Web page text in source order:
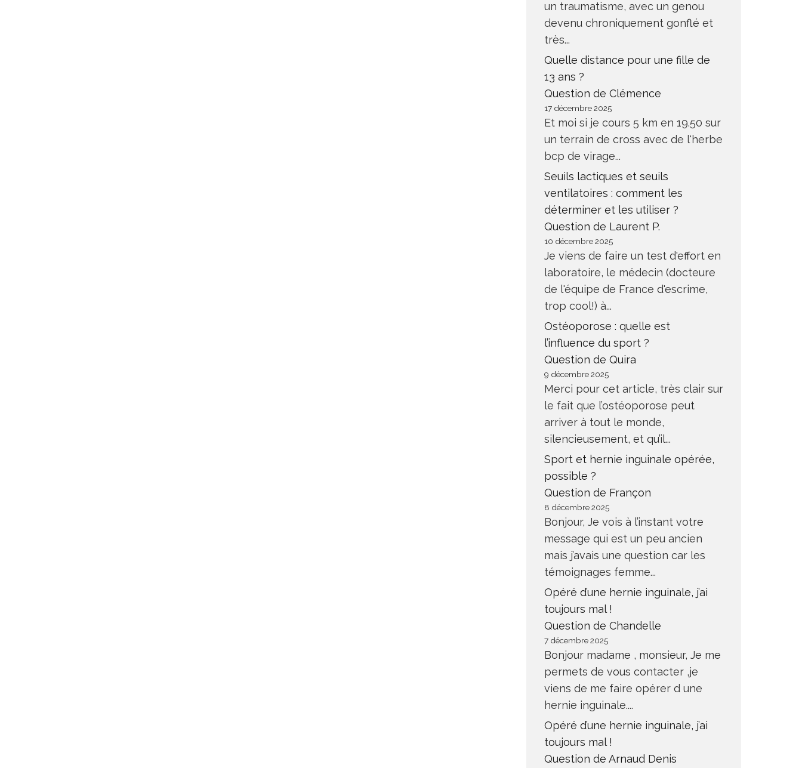
un traumatisme, avec un genou
devenu chroniquement gonflé et
très...
Quelle distance pour une fille de
13 ans ?
Question de Clémence
17 décembre 2025
Et moi si je cours 5 km en 19.50 sur
un terrain de cross avec de l'herbe
bcp de virage...
Seuils lactiques et seuils
ventilatoires : comment les
déterminer et les utiliser ?
Question de Laurent P.
10 décembre 2025
Je viens de faire un test d'effort en
laboratoire, le médecin (docteure
de l'équipe de France d'escrime,
trop cool!) à...
Ostéoporose : quelle est
l’influence du sport ?
Question de Quira
9 décembre 2025
Merci pour cet article, très clair sur
le fait que l’ostéoporose peut
arriver à tout le monde,
silencieusement, et qu’il...
Sport et hernie inguinale opérée,
possible ?
Question de Françon
8 décembre 2025
Bonjour, Je vois à l’instant votre
message qui est un peu ancien
mais j’avais une question car les
témoignages femme...
Opéré d’une hernie inguinale, j’ai
toujours mal !
Question de Chandelle
7 décembre 2025
Bonjour madame , monsieur, Je me
permets de vous contacter ,je
viens de me faire opérer d une
hernie inguinale....
Opéré d’une hernie inguinale, j’ai
toujours mal !
Question de Arnaud Denis